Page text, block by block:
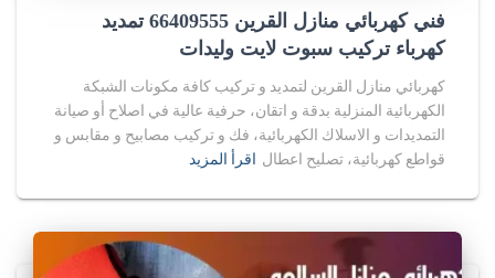
فني كهربائي منازل القرين 66409555 تمديد
كهرباء تركيب سبوت لايت وليدات
كهربائي منازل القرين لتمديد و تركيب كافة مكونات الشبكة
الكهربائية المنزلية بدقة و اتقان، حرفية عالية في اصلاح أو صيانة
التمديدات و الاسلاك الكهربائية، فك و تركيب مصابيح و مقابس و
قواطع كهربائية، تصليح اعطال اقرأ المزيد